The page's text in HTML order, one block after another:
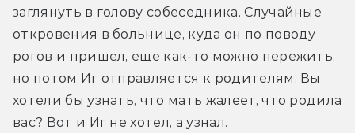
заглянуть в голову собеседника. Случайные
откровения в больнице, куда он по поводу
рогов и пришел, еще как-то можно пережить,
но потом Иг отправляется к родителям. Вы
хотели бы узнать, что мать жалеет, что родила
вас? Вот и Иг не хотел, а узнал.